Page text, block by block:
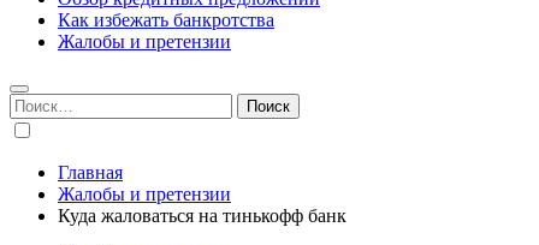
Как избежать банкротства
Жалобы и претензии
Найти:
Главная
Жалобы и претензии
Куда жаловаться на тинькофф банк